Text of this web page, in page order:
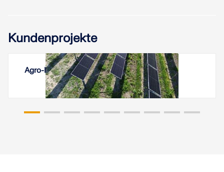
Kundenprojekte
Agro-Photovoltaikanlagen Vineyard, Italien